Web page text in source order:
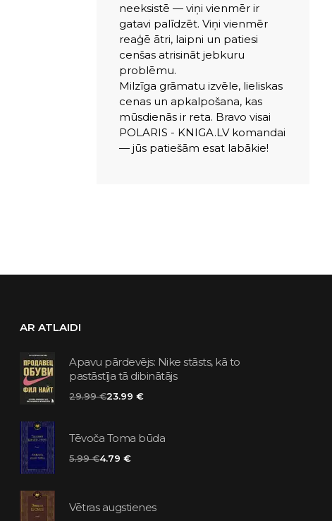
neeksistē — viņi vienmēr ir
gatavi palīdzēt. Viņi vienmēr
reaģē ātri, laipni un patiesi
cenšas atrisināt jebkuru
problēmu.
Milzīga grāmatu izvēle, lieliskas
cenas un apkalpošana, kas
mūsdienās ir reta. Bravo visai
POLARIS - KNIGA.LV komandai
— jūs patiešām esat labākie!
AR ATLAIDI
Apavu pārdevējs: Nike stāsts, kā to
pastāstīja tā dibinātājs
29.99 €23.99 €
Tēvoča Toma būda
5.99 €4.79 €
Vētras augstienes